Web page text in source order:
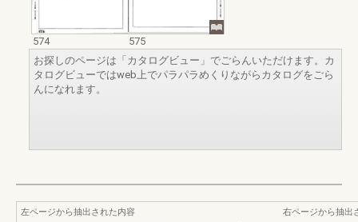
574
575
お探しのページは「カタログビュー」でごらんいただけます。カ
タログビューではweb上でパラパラめくりながらカタログをごら
んになれます。
左ページから抽出された内容
右ページから抽出